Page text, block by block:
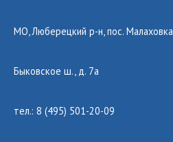
МО, Люберецкий р-н, пос. Малаховка,
Быковское ш., д. 7а
тел.: 8 (495) 501-20-09